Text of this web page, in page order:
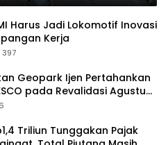
Harus Jadi Lokomotif Inovasi
Kerja
397
Geopark Ijen Pertahankan
pada Revalidasi Agustus
Triliun Tunggakan Pajak